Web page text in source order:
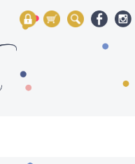
Mon panier
Rechercher